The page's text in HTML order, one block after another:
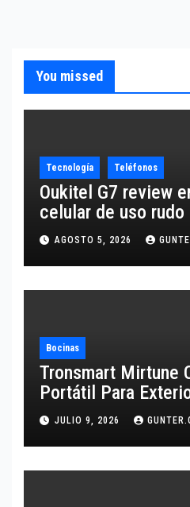
You missed
Tecnología Teléfonos
Oukitel G7 review
celular de uso
10,600 mAh
AGOSTO 5, 2026
Bocinas
Tronsmart Mirtune
Portátil Para
JULIO 9, 2026